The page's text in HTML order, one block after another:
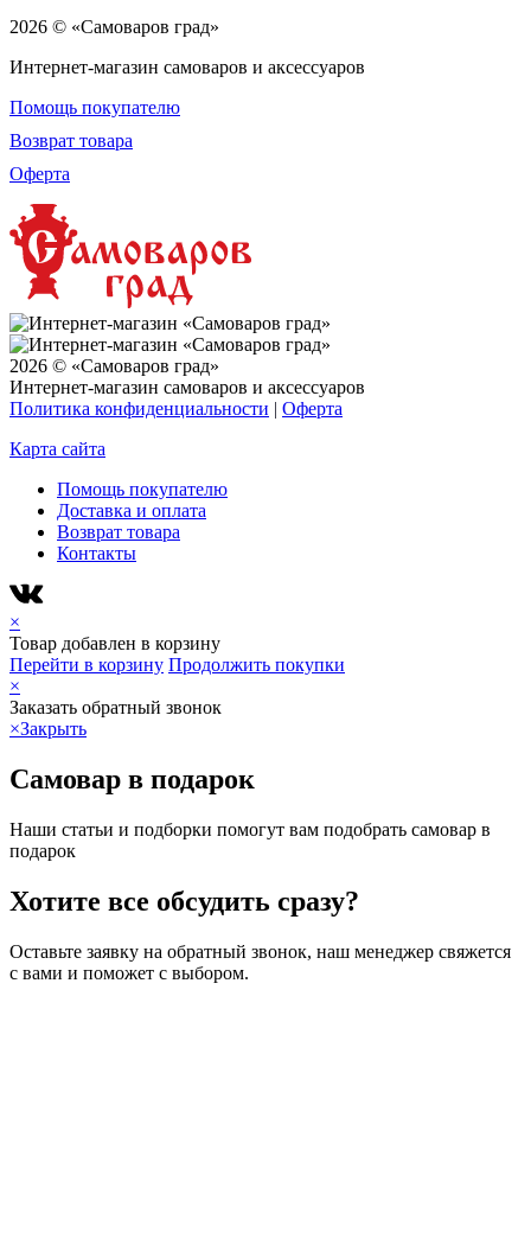
2026 © «Самоваров град»
Интернет-магазин самоваров и аксессуаров
Помощь покупателю
Возврат товара
Оферта
2026 © «Самоваров град»
Интернет-магазин самоваров и аксессуаров
Политика конфиденциальности | Оферта
Карта сайта
Помощь покупателю
Доставка и оплата
Возврат товара
Контакты
×
Товар добавлен в корзину
Перейти в корзину Продолжить покупки
×
Заказать обратный звонок
×Закрыть
Самовар в подарок
Наши статьи и подборки помогут вам подобрать самовар в
подарок
Хотите все обсудить сразу?
Оставьте заявку на обратный звонок, наш менеджер свяжется
с вами и поможет с выбором.